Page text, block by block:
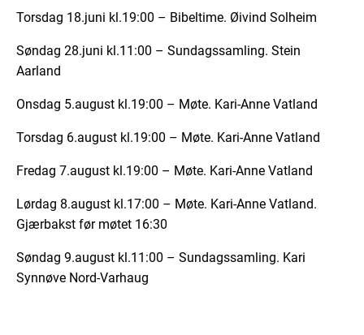
Torsdag 18.juni kl.19:00 – Bibeltime. Øivind Solheim
Søndag 28.juni kl.11:00 – Sundagssamling. Stein
Aarland
Onsdag 5.august kl.19:00 – Møte. Kari-Anne Vatland
Torsdag 6.august kl.19:00 – Møte. Kari-Anne Vatland
Fredag 7.august kl.19:00 – Møte. Kari-Anne Vatland
Lørdag 8.august kl.17:00 – Møte. Kari-Anne Vatland.
Gjærbakst før møtet 16:30
Søndag 9.august kl.11:00 – Sundagssamling. Kari
Synnøve Nord-Varhaug